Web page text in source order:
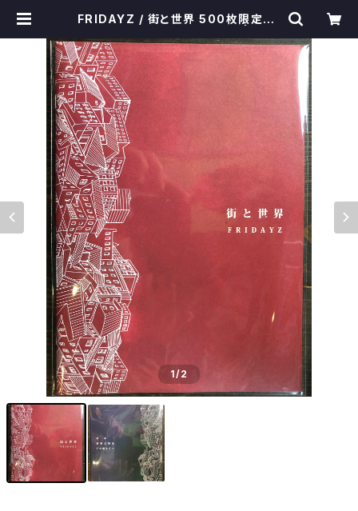
FRIDAYZ / 街と世界 500枚限定EP
ER｜いわき市セレクトショップ
1/2